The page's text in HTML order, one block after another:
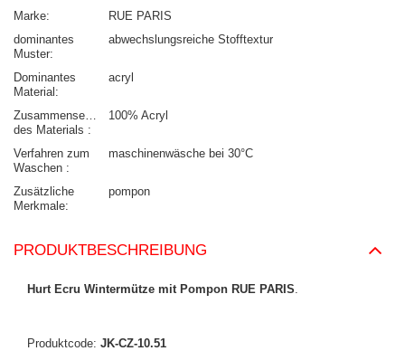
Marke
RUE PARIS
dominantes
Muster
abwechslungsreiche Stofftextur
Dominantes
Material
acryl
Zusammensetzung
des Materials
100% Acryl
Verfahren zum
Waschen
maschinenwäsche bei 30°C
Zusätzliche
Merkmale
pompon
PRODUKTBESCHREIBUNG
Hurt Ecru Wintermütze mit Pompon RUE PARIS
Produktcode: JK-CZ-10.51